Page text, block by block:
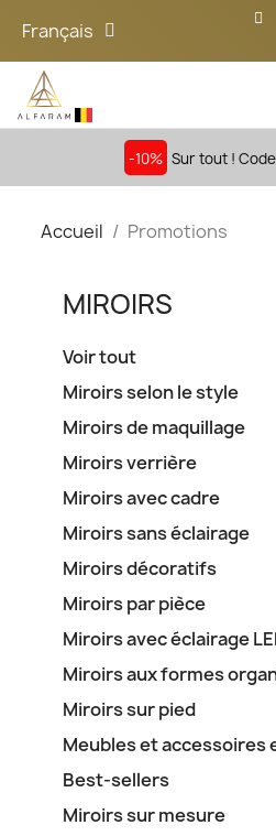
Français
-10% Sur tout ! Code
Accueil Promotions
MIROIRS
Voir tout
Miroirs selon le style
Miroirs de maquillage
Miroirs verrière
Miroirs avec cadre
Miroirs sans éclairage
Miroirs décoratifs
Miroirs par pièce
Miroirs avec éclairage
Miroirs aux formes
Miroirs sur pied
Meubles et accessoires
Best-sellers
Miroirs sur mesure